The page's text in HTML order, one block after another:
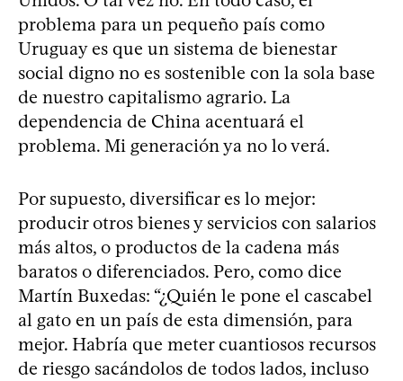
problema para un pequeño país como
Uruguay es que un sistema de bienestar
social digno no es sostenible con la sola base
de nuestro capitalismo agrario. La
dependencia de China acentuará el
problema. Mi generación ya no lo verá.
Por supuesto, diversificar es lo mejor:
producir otros bienes y servicios con salarios
más altos, o productos de la cadena más
baratos o diferenciados. Pero, como dice
Martín Buxedas: “¿Quién le pone el cascabel
al gato en un país de esta dimensión, para
mejor. Habría que meter cuantiosos recursos
de riesgo sacándolos de todos lados, incluso